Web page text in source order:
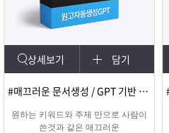
상세보기 담기
#매끄러운 문서생성 / GPT 기반 문서
원하는 키워드와 주제 만으로 사람이
쓴것과 같은 매끄러운